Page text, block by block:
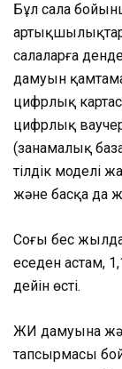
Бұл сала
салаларға
дамуын
цифрлық
цифрлық
(заңнамалық
тілдік моделі
және басқа да
Соңғы бес
еседен астам,
дейін өсті.
ЖИ дамуына
тапсырмасы